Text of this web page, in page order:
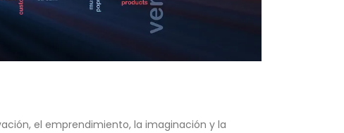
el emprendimiento, la imaginación y la